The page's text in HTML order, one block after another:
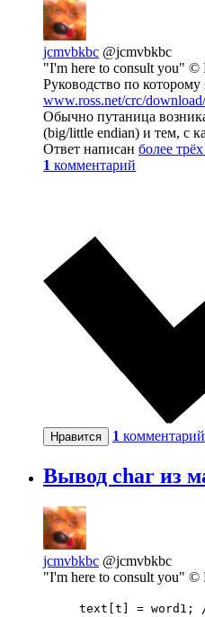
jcmvbkbc @jcmvbkbc
"I'm here to consult you" ©
Руководство по которому
www.ross.net/crc/
Обычно путаница
(big/little endian) и тем, с
Ответ написан более
1 комментарий
Нравится 1 комментарий
Вывод char из
jcmvbkbc @jcmvbkbc
"I'm here to consult you" ©
text[t] = word1;